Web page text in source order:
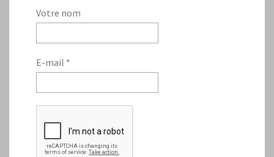
Votre nom
E-mail *